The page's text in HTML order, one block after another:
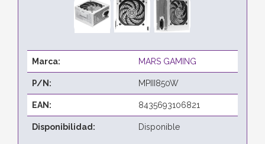
Marca: MARS GAMING
P/N: MPIII850W
EAN: 8435693106821
Disponibilidad: Disponible